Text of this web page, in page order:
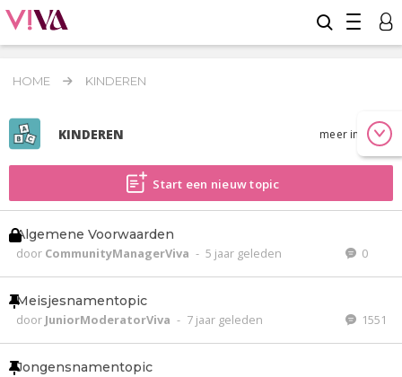
HOME KINDEREN
KINDEREN meer info
Start een nieuw topic
Algemene Voorwaarden
door CommunityManagerViva - 5 jaar geleden 0
Meisjesnamentopic
door JuniorModeratorViva - 7 jaar geleden 1551
Jongensnamentopic